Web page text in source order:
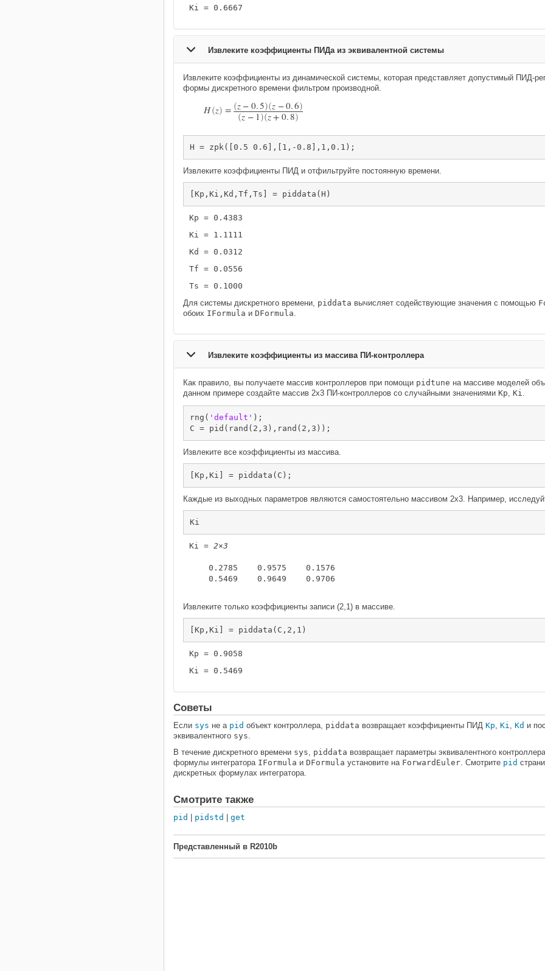
Извлеките коэффициенты ПИДа из эквивалентной системы
Извлеките коэффициенты из динамической системы, которая представляет допустимый ПИД-
формы дискретного времени фильтром производной.
H(z) = (z−0.5)(z −0.6)
(z−1)(z+0.8)
H = zpk([0.5 0.6],[1,-0.8],1,0.1);
Извлеките коэффициенты ПИД и отфильтруйте постоянную времени.
[Kp,Ki,Kd,Tf,Ts] = piddata(H)
Для системы дискретного времени, piddata вычисляет содействующие значения с помощью
обоих IFormula и DFormula.
Извлеките коэффициенты из массива ПИ-контроллера
Как правило, вы получаете массив контроллеров при помощи pidtune на массиве моделей
данном примере создайте массив 2х3 ПИ-контроллеров со случайными значениями Kp, Ki.
rng( 'default' );
C = pid(rand(2,3),rand(2,3));
Извлеките все коэффициенты из массива.
[Kp,Ki] = piddata(C);
Каждые из выходных параметров являются самостоятельно массивом 2х3. Например,
Ki
Ki = 2×3
    0.2785    0.9575    0.1576
    0.5469    0.9649    0.9706
Извлеките только коэффициенты записи (2,1) в массиве.
[Kp,Ki] = piddata(C,2,1)
Советы
Если sys не a pid объект контроллера, piddata возвращает коэффициенты ПИД Kp, Ki, Kd и
эквивалентного sys.
В течение дискретного времени sys, piddata возвращает параметры эквивалентного
формулы интегратора IFormula и DFormula установите на ForwardEuler. Смотрите pid
дискретных формулах интегратора.
Смотрите также
pid pidstd get
Представленный в R2010b